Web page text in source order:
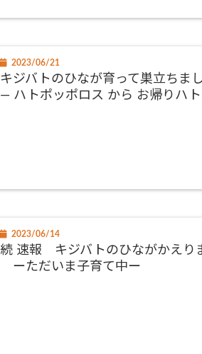
2023/06/21
キジバトのひなが育って巣立ちま
― ハトポッポロス から お帰りハ
2023/06/14
続 速報 キジバトのひながかえり
ーただいま子育て中ー